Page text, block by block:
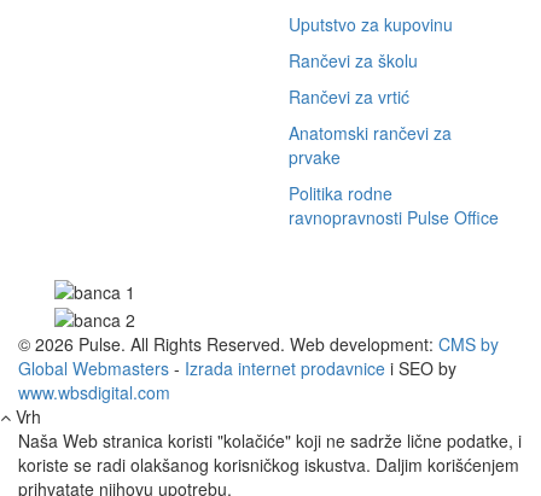
Uputstvo za kupovinu
Rančevi za školu
Rančevi za vrtić
Anatomski rančevi za
prvake
Politika rodne
ravnopravnosti Pulse Office
© 2026 Pulse. All Rights Reserved. Web development: CMS by
Global Webmasters - Izrada internet prodavnice i SEO by
www.wbsdigital.com
Vrh
Naša Web stranica koristi "kolačiće" koji ne sadrže lične podatke, i
koriste se radi olakšanog korisničkog iskustva. Daljim korišćenjem
prihvatate njihovu upotrebu.